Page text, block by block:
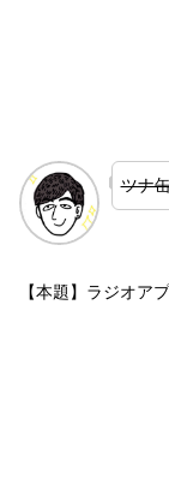
ツナ
【本題】ラジオア